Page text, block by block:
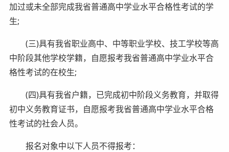
加过或未全部完成我省普通高中学业水平合格性考试的学
生;
(三)具有我省职业高中、中等职业学校、技工学校等高
中阶段其他学校学籍，自愿报考我省普通高中学业水平合
格性考试的在校生;
(四)具有我省户籍，已完成初中阶段义务教育，并取得
初中义务教育证书，自愿报考我省普通高中学业水平合格
性考试的社会人员。
报名对象中以下人员不得报考：